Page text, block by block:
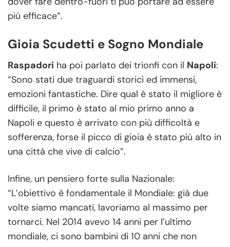
più efficace”.
Gioia Scudetti e Sogno Mondiale
Raspadori ha poi parlato dei trionfi con il Napoli:
“Sono stati due traguardi storici ed immensi,
emozioni fantastiche. Dire qual è stato il migliore è
difficile, il primo è stato al mio primo anno a
Napoli e questo è arrivato con più difficoltà e
sofferenza, forse il picco di gioia è stato più alto in
una città che vive di calcio”.
Infine, un pensiero forte sulla Nazionale:
“L’obiettivo è fondamentale il Mondiale: già due
volte siamo mancati, lavoriamo al massimo per
tornarci. Nel 2014 avevo 14 anni per l’ultimo
mondiale, ci sono bambini di 10 anni che non